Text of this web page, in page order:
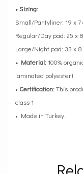
• Sizing:
Small/Pantyliner: 19 x 7
Regular/Day pad: 25 x
Large/Night pad: 33 x
• Material:100%
laminated polyester)
• Certification:This
class 1
• Made in Turkey.